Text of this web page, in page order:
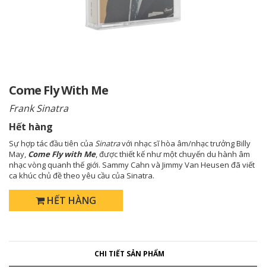
Come Fly With Me
Frank Sinatra
Hết hàng
Sự hợp tác đầu tiên của Sinatravới nhạc sĩ hòa âm/nhạc trưởng Billy
May, Come Fly with Me, được thiết kế như một chuyến du hành âm
nhạc vòng quanh thế giới. Sammy Cahn và Jimmy Van Heusen đã viết
ca khúc chủ đề theo yêu cầu của Sinatra.
HẾT HÀNG
CHI TIẾT SẢN PHẨM